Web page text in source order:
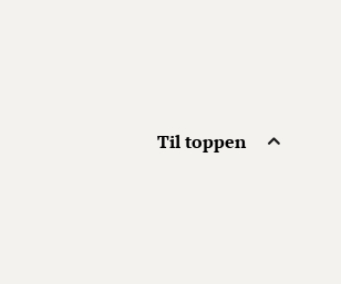
Til toppen